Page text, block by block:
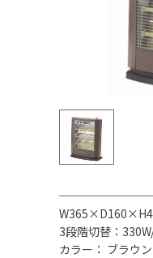
3段階切替：
カラー： ブラウ